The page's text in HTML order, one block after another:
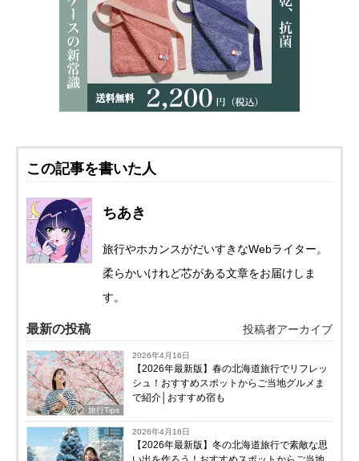
この記事を書いた人
ちあき
旅行やホカンスがだいすきなWebライター。
柔らかいけれど芯がある文章をお届けしま
す。
最新の投稿 投稿者アーカイブ
旅行Tips
2026年4月16日
【2026年最新版】春の北海道旅行でリフレッ
シュ！おすすめスポットからご当地グルメま
で紹介│おすすめ宿も
2026年4月16日
【2026年最新版】冬の北海道旅行で素敵な思